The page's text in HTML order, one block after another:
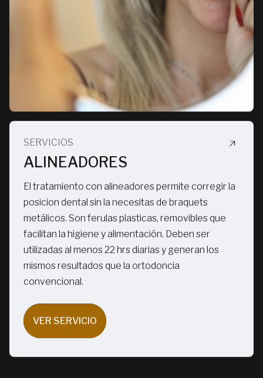
SERVICIOS
ALINEADORES
El tratamiento con alineadores permite corregir la
posicion dental sin la necesitas de braquets
metálicos. Son ferulas plasticas, removibles que
facilitan la higiene y alimentación. Deben ser
utilizadas al menos 22 hrs diarias y generan los
mismos resultados que la ortodoncia
convencional.
VER SERVICIO
VER SERVICIO